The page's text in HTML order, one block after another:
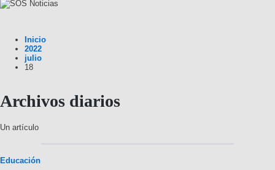
Inicio
2022
julio
18
Archivos diarios
Un artículo
Educación